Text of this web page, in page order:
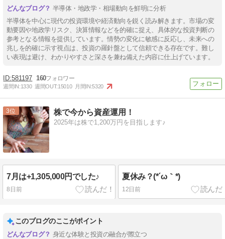
半導体・地政学・相場動向を鮮明に分析
半導体を中心に現代の投資環境や経済動向を鋭く読み解きます。市場の変
動要因や地政学リスク、決算情報などを的確に捉え、具体的な投資判断の
参考となる情報を提供しています。情勢の変化に敏感に反応し、未来への
兆しを的確に示す視点は、投資の羅針盤として信頼できる存在です。難し
い表現は避け、わかりやすさと深さを兼ね備えた内容に仕上げています。
581197 160
週間IN:1330 週間OUT:15010 月間IN:5320
3 株で今から資産運用！
2025年は株で1,200万円を目指します♪
7月は+1,305,000円でした♪
8日前
夏休み？(*´ω｀*)
12日前
このブログのここがポイント
身近な体験と投資の融合が際立つ